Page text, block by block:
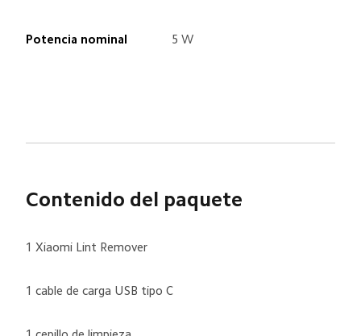
Potencia nominal 5 W
Contenido del paquete
1 Xiaomi Lint Remover
1 cable de carga USB tipo C